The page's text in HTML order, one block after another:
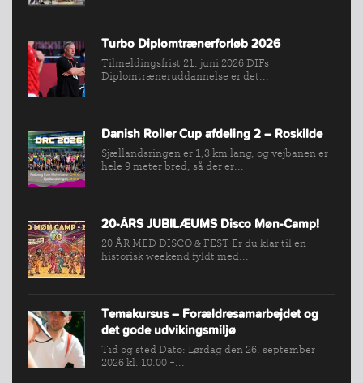
KONKURRENCER
Turbo Diplomtrænerforløb 2026
Tilmeldingsfrist 21. juni 2026 DIFs
Diplomtræneruddannelse er det...
Danish Roller Cup afdeling 2 – Roskilde
Sjællandsringen er 1,3 km lang, og vejbanen er
hele 9 meter bred, så der er...
20-ÅRS JUBILÆUMS Disco Møn-Camp!
20 ÅR MED DISCO & FEST Er du klar til en
historisk weekend fyldt med...
Temakursus – Forældresamarbejdet og
det gode udvikingsmiljø
Tid og sted Dato: Lørdag den 26. september
2026 kl. 10.00 -...